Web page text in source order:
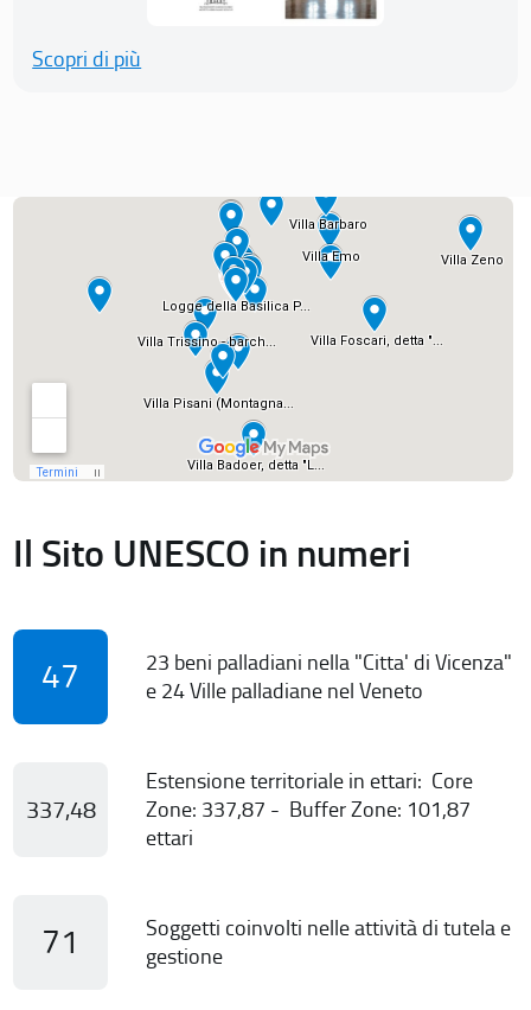
Scopri di più
Il Sito UNESCO in numeri
47
23 beni palladiani nella "Citta' di Vicenza"
e 24 Ville palladiane nel Veneto
337,48
Estensione territoriale in ettari: Core
Zone: 337,87 - Buffer Zone: 101,87
ettari
71
Soggetti coinvolti nelle attività di tutela e
gestione